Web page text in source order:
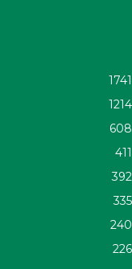
1741
1214
608
411
392
335
240
226